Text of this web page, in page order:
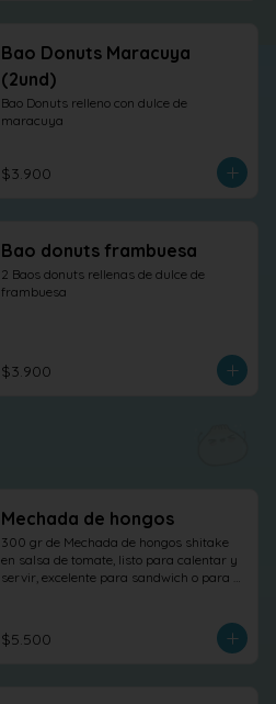
Bao Donuts Maracuya
(2und)
Bao Donuts relleno con dulce de
maracuya
$3.900
Bao donuts frambuesa
2 Baos donuts rellenas de dulce de
frambuesa
$3.900
Mechada de hongos
300 gr de Mechada de hongos shitake
en salsa de tomate, listo para calentar y
servir, excelente para sandwich o para
$5.500